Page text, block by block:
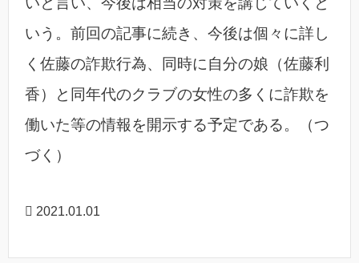
いう。前回の記事に続き、今後は個々に詳し
く佐藤の詐欺行為、同時に自分の娘（佐藤利
香）と同年代のクラブの女性の多くに詐欺を
働いた等の情報を開示する予定である。（つ
づく）
2021.01.01